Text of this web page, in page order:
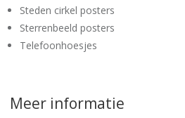
Steden cirkel posters
Sterrenbeeld posters
Telefoonhoesjes
Meer informatie